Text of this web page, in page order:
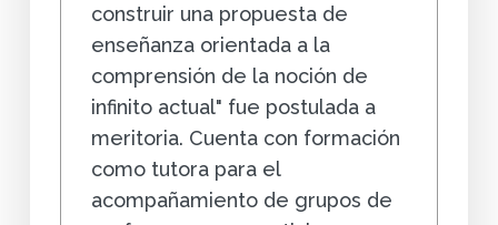
construir una propuesta de
enseñanza orientada a la
comprensión de la noción de
infinito actual" fue postulada a
meritoria. Cuenta con formación
como tutora para el
acompañamiento de grupos de